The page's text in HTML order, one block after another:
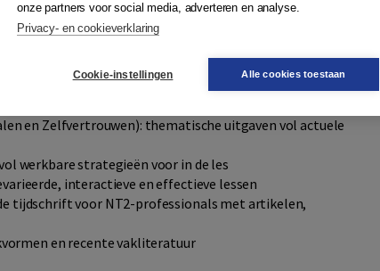
krachtige combinatie van praktische tools en
om lessen efficiënt voor te bereiden en jezelf als docent
en Zelfvertrouwen): thematische uitgaven vol actuele
werkbare strategieën voor in de les
interactieve en effectieve lessen
tijdschrift voor NT2-professionals met artikelen,
en recente vakliteratuur
onze partners voor social media, adverteren en analyse.
Privacy- en cookieverklaring
Cookie-instellingen Alle cookies toestaan